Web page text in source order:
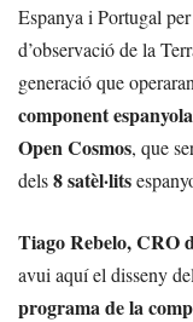
Espanya i Portugal
d’observació de la
generació que
component espanyola
Open Cosmos, que
dels8 satèl·lits
Tiago Rebelo, CRO
avui aquí el disseny
programa de la